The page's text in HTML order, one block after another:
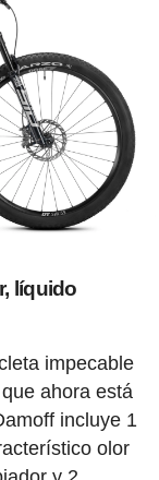
líquido
impecable
ahora está
incluye 1
olor